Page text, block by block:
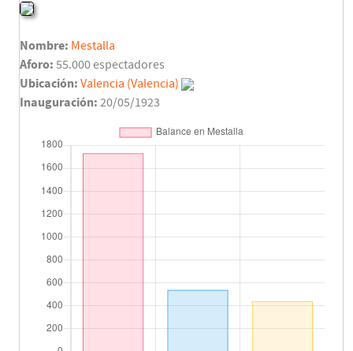
Mario Kempes
Final del partido
Nombre: Mestalla
Aforo: 55.000 espectadores
Ubicación: Valencia (Valencia)
Inauguración: 20/05/1923